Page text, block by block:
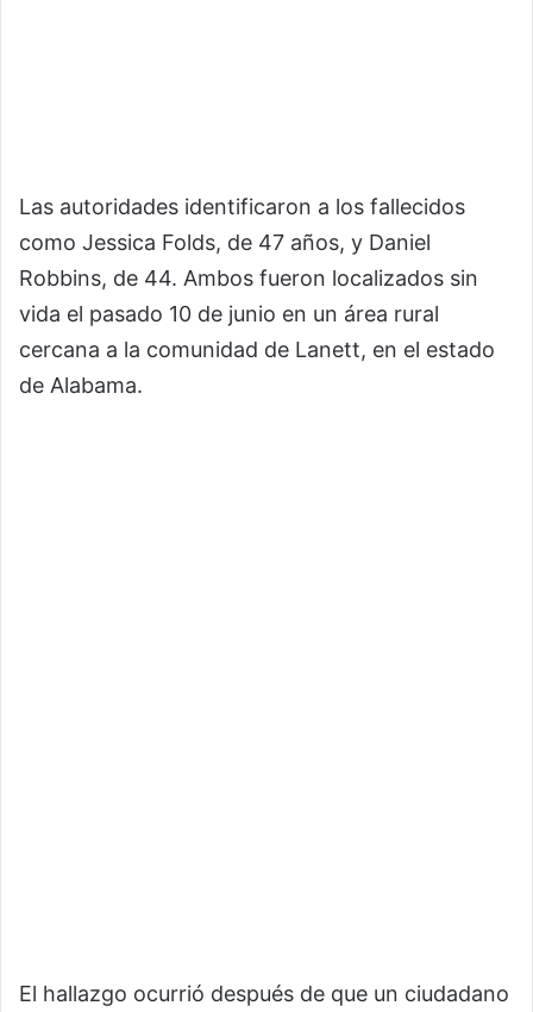
Las autoridades identificaron a los fallecidos
como Jessica Folds, de 47 años, y Daniel
Robbins, de 44. Ambos fueron localizados sin
vida el pasado 10 de junio en un área rural
cercana a la comunidad de Lanett, en el estado
de Alabama.
El hallazgo ocurrió después de que un ciudadano